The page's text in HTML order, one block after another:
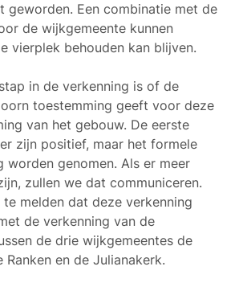
geworden. Een combinatie met de
de wijkgemeente kunnen
vierplek behouden kan blijven.
in de verkenning is of de
toestemming geeft voor deze
van het gebouw. De eerste
zijn positief, maar het formele
worden genomen. Als er meer
zullen we dat communiceren.
melden dat deze verkenning
de verkenning van de
de drie wijkgemeentes de
Ranken en de Julianakerk.